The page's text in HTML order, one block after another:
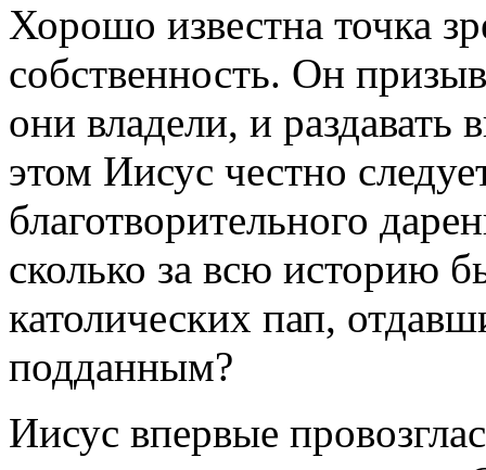
Хорошо известна точка
собственность. Он
они владели, и
этом Иисус честно
благотворительного
сколько за всю историю
католических пап,
подданным?
Иисус впервые